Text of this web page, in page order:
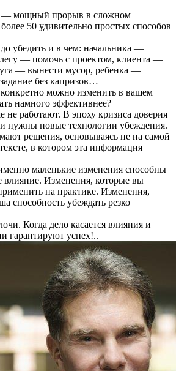
— мощный прорыв в сложном
50 удивительно простых способов
убедить и в чем: начальника —
— помочь с проектом, клиента —
— вынести мусор, ребенка —
без капризов…
можно изменить в вашем
намного эффективнее?
работают. В эпоху кризиса доверия
нужны новые технологии убеждения.
решения, основываясь не на самой
в котором эта информация
маленькие изменения способны
влияние. Изменения, которые вы
на практике. Изменения,
способность убеждать резко
Когда дело касается влияния и
гарантируют успех!..